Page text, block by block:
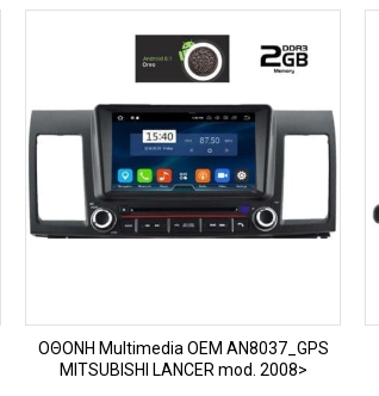
ΠΡΟΒΟΛΗ
OΘΟΝΗ Multimedia OEM AN8037_GPS
MITSUBISHI LANCER mod. 2008>